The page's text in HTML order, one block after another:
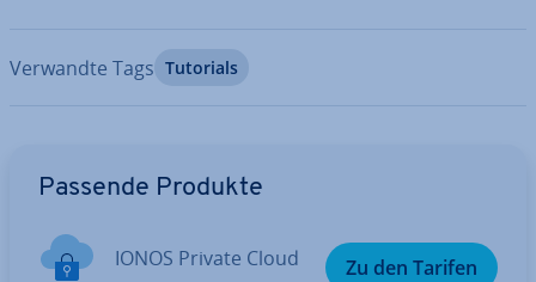
Verwandte Tags Tutorials
Passende Produkte
IONOS Private Cloud Zu den Tarifen